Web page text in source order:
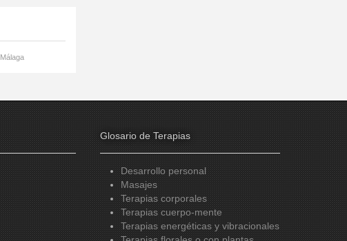
Glosario de Terapias
Desarrollo personal
Masajes
Terapias corporales
Terapias cuerpo-mente
Terapias energéticas y vibracionales